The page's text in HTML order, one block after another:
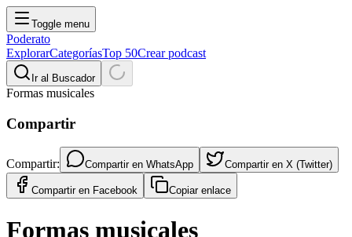
Toggle menu
Poderato
ExplorarCategoríasTop 50Crear podcast
Ir al Buscador
Formas musicales
Compartir
Compartir: Compartir en WhatsApp Compartir en X (Twitter)
Compartir en Facebook Copiar enlace
Formas musicales